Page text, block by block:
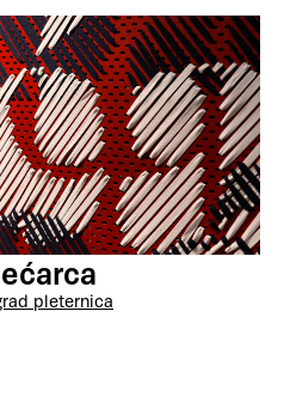
pleternica